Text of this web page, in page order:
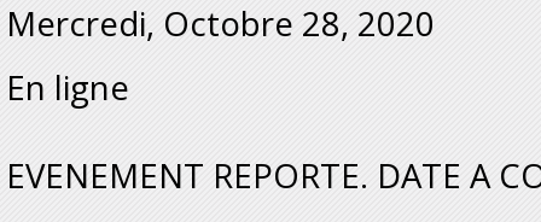
Mercredi, Octobre 28, 2020
En ligne
EVENEMENT REPORTE. DATE A